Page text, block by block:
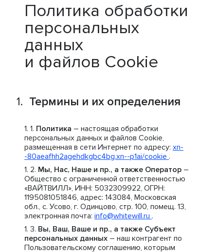
Политика обработки
персональных
данных
и файлов Cookie
Термины и их определения
Политика – настоящая обработки
персональных данных и файлов Cookie,
размещенная в сети Интернет по адресу: xn-
-80aeafhh2agehdkgbc4bg.xn--p1ai/cookie .
Мы, Нас, Наше и пр., а также Оператор –
Общество с ограниченной ответственностью
«ВАЙТВИЛЛ», ИНН: 5032309922, ОГРН:
1195081051846, адрес: 143084, Московская
обл., с. Усово, г. Одинцово, стр. 100, помещ. 13,
электронная почта: info@whitewill.ru .
Вы, Ваш, Ваше и пр., а также Субъект
персональных данных – наш контрагент по
Пользовательскому соглашению, которым